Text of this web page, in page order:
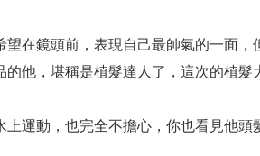
望在鏡頭前，表現自己最帥氣的一面
他，堪稱是植髮達人了，這次的植
上運動，也完全不擔心，你也看見他頭